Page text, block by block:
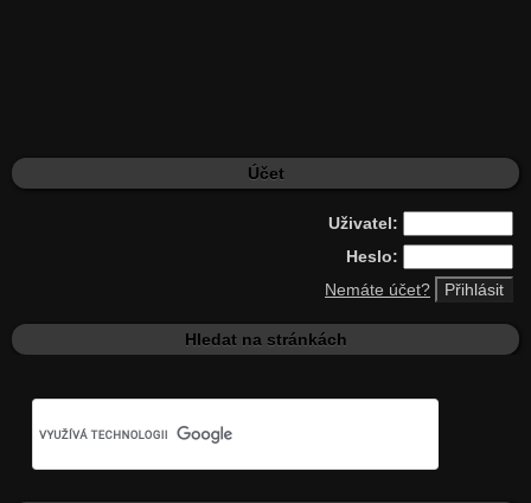
Účet
Uživatel:
Heslo:
Nemáte účet?
Hledat na stránkách